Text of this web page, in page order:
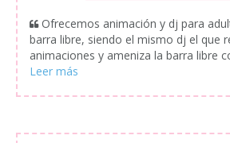
Ofrecemos animación y dj para
barra libre, siendo el mismo dj el que
animaciones y ameniza la barra libre